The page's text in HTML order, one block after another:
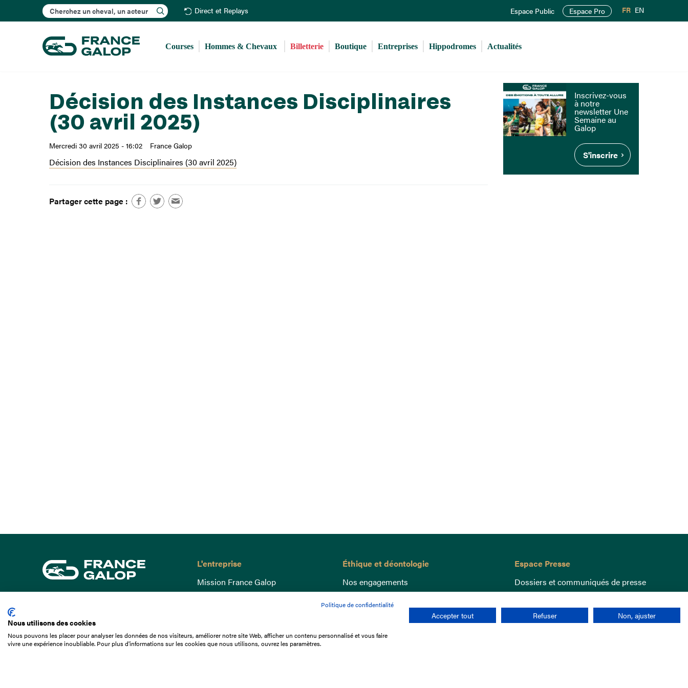
au
principal
Rechercher Direct et Replays Espace Public Espace Pro FR EN
Courses Hommes & Chevaux Billetterie Boutique Entreprises Hippodromes Actualités
Décision des Instances Disciplinaires
(30 avril 2025)
Mercredi 30 avril 2025 - 16:02 France Galop
Décision des Instances Disciplinaires (30 avril 2025)
Partager cette page :
Inscrivez-vous
à notre
newsletter Une
Semaine au
Galop
S'inscrire
01 49 10 20 29
L'entreprise
Mission France Galop
Gouvernance
Comprendre les courses
Docuthèque
Éthique et déontologie
Nos engagements
Lutte anti-dopage
Bien être equin
Index Egalité Femmes-Hommes
Jeu responsable
Espace Presse
Dossiers et communiqués de presse
Politique de confidentialité
Nous utilisons des cookies
Nous pouvons les placer pour analyser les données de nos visiteurs, améliorer notre site Web, afficher un contenu personnalisé et vous faire
vivre une expérience inoubliable. Pour plus d'informations sur les cookies que nous utilisons, ouvrez les paramètres.
Accepter tout Refuser Non, ajuster